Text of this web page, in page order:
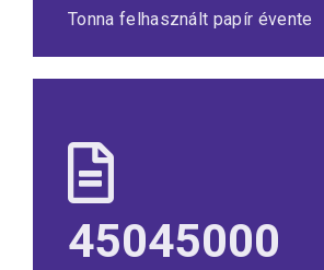
Tonna felhasznált papír évente
59280000